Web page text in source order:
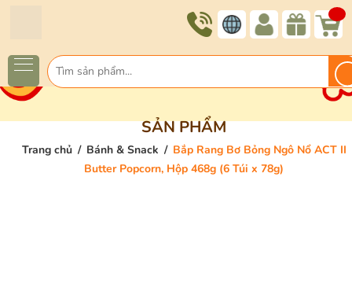
SẢN PHẨM
Trang chủ / Bánh & Snack / Bắp Rang Bơ Bỏng Ngô Nổ ACT II
Butter Popcorn, Hộp 468g (6 Túi x 78g)